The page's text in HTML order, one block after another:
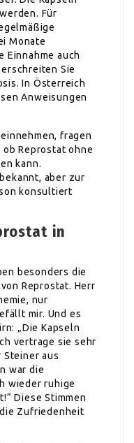
Für
Monate
Einnahme auch
Sie
In Österreich
Anweisungen
fragen
Reprostat ohne
kann.
aber zur
konsultiert
in
besonders die
Reprostat. Herr
nur
mir. Und es
„Die Kapseln
vertrage sie sehr
Steiner aus
war die
wieder ruhige
Diese Stimmen
Zufriedenheit